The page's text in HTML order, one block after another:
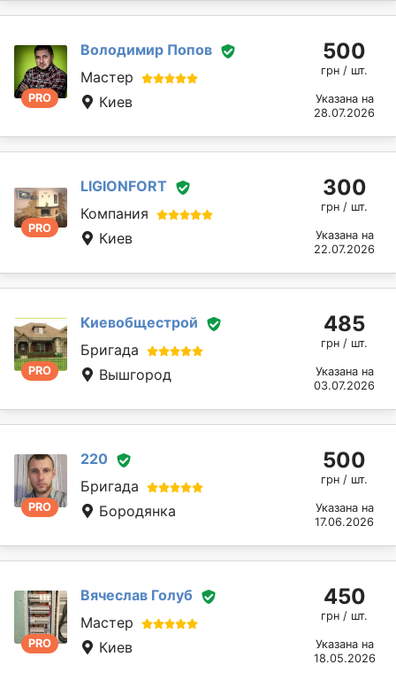
PRO
Володимир Попов
Мастер
Киев
500
грн / шт.
Указана на
28.07.2026
PRO
LIGIONFORT
Компания
Киев
300
грн / шт.
Указана на
22.07.2026
PRO
Киевобщестрой
Бригада
Вышгород
485
грн / шт.
Указана на
03.07.2026
PRO
220
Бригада
Бородянка
500
грн / шт.
Указана на
17.06.2026
PRO
Вячеслав Голуб
Мастер
Киев
450
грн / шт.
Указана на
18.05.2026